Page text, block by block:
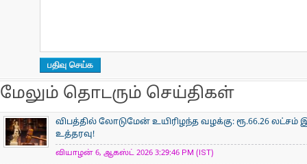
மேலும் தொடரும் செய்திகள்
விபத்தில் லோடுமேன் உயிரிழந்த வழக்கு: ரூ.66.26
உத்தரவு!
வியாழன் 6, ஆகஸ்ட் 2026 3:29:46 PM (IST)